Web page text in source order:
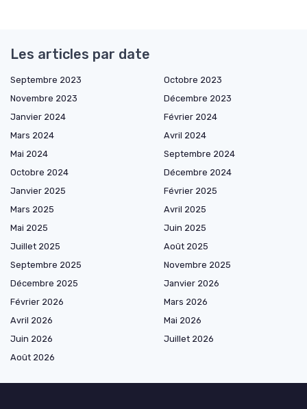
Les articles par date
Septembre 2023
Octobre 2023
Novembre 2023
Décembre 2023
Janvier 2024
Février 2024
Mars 2024
Avril 2024
Mai 2024
Septembre 2024
Octobre 2024
Décembre 2024
Janvier 2025
Février 2025
Mars 2025
Avril 2025
Mai 2025
Juin 2025
Juillet 2025
Août 2025
Septembre 2025
Novembre 2025
Décembre 2025
Janvier 2026
Février 2026
Mars 2026
Avril 2026
Mai 2026
Juin 2026
Juillet 2026
Août 2026